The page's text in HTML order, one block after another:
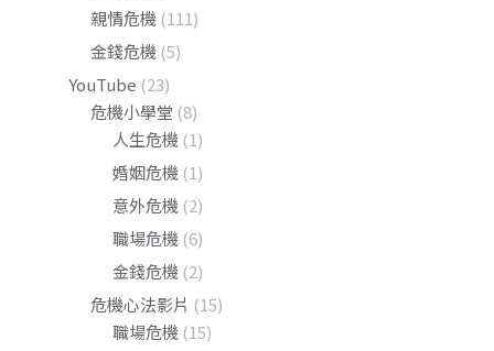
親情危機 (111)
金錢危機 (5)
YouTube (23)
危機小學堂 (8)
人生危機 (1)
婚姻危機 (1)
意外危機 (2)
職場危機 (6)
金錢危機 (2)
危機心法影片 (15)
職場危機 (15)